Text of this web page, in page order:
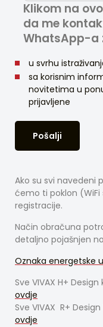
Klikom na
da me
WhatsApp-a
u svrhu
sa korisnim
novitetima u
prijavljene
Pošalji
Ako su svi navedeni
ćemo ti poklon
registracije.
Način obračuna
detaljno pojašnjen
Oznaka energetske
Sve VIVAX H+
ovdje
Sve VIVAX R+
ovdje